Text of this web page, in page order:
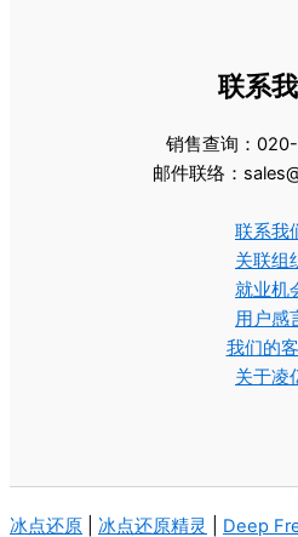
联系
销售查询：
邮件联络：
联系我
关联组
就业机
用户感
我们的
关于凌
冰点还原 冰点还原精灵 Deep